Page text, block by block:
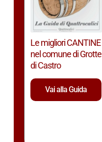
Le migliori CANTINE
nel comune di Grotte
di Castro
Vai alla Guida